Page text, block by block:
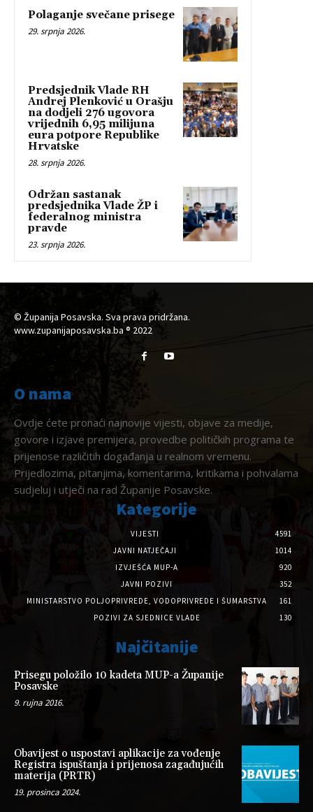
Polaganje svečane prisege
29. srpnja 2026.
Predsjednik Vlade RH
Andrej Plenković u Orašju
na dodjeli 276 ugovora
vrijednih 6,95 milijuna
eura potpore Republike
Hrvatske
28. srpnja 2026.
Održan sastanak
predsjednika Vlade ŽP i
federalnog ministra
pravde
23. srpnja 2026.
© Županija Posavska. Sva prava pridržana.
www.zupanijaposavska.ba ® 2022
O nama
Ovdje ćete pronaći najnovije vijesti, objave za medije,
govore i izjave premijera, provedbe političkih programa te
prijenose različitih događanja u realnom vremenu.
Prijedlozima, pitanjima, komentarima, kritikama i pohvalama
sudjeluj i utječi na rad Županije Posavske.
Kategorije
VIJESTI
4591
JAVNI NATJEČAJI
1014
IZVJEŠĆA MUP-A
920
JAVNI POZIVI
352
MINISTARSTVO POLJOPRIVREDE, VODOPRIVREDE I ŠUMARSTVA
161
POZIVI ZA SJEDNICE VLADE
130
Najčitanije
Prisegu položilo 10 kadeta MUP-a Županije
Posavske
9. rujna 2016.
Obavijest o uspostavi aplikacije za vođenje
Registra ispuštanja i prijenosa zagađujućih
materija (PRTR)
19. prosinca 2024.